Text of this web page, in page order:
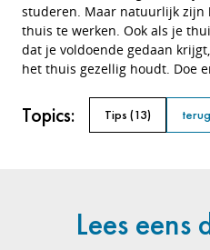
studeren. Maar natuurlijk zijn
thuis te werken. Ook als je
dat je voldoende gedaan
het thuis gezellig houdt. Doe
Topics: Tips (13)
Lees eens